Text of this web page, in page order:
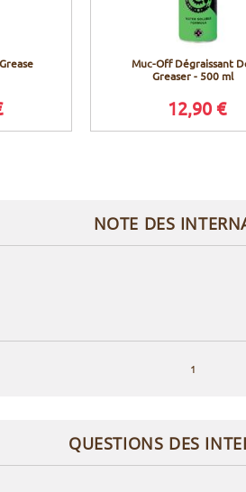
Muc-Off Dégraissant
Greaser - 500 ml
12,90 €
NOTE DES
1
QUESTIONS DES